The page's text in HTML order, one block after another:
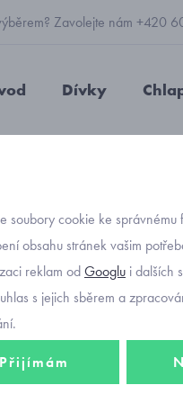
Zavolejte nám +420
Dívky
soubory cookie ke
obsahu stránek vašim
reklam odGooglu i dalších
s jejich sběrem a
Přijímám